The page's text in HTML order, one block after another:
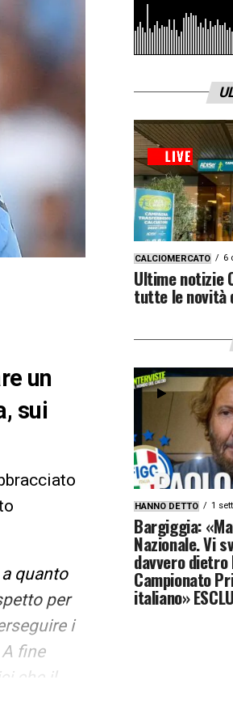
un
sui
quanto
per
i
fine
che il
CALCIOMERCATO 6
Ultime notizie
tutte le novità
HANNO DETTO 1
Bargiggia:
Nazionale. Vi
davvero dietro
Campionato
italiano»